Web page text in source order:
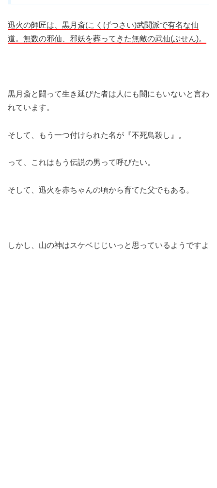
迅火の師匠は、黒月斎(こくげつさい)武闘派で有名な仙
道。 無数の邪仙、邪妖を葬ってきた無敵の武仙(ぶせん)。
黒月斎と闘って生き延びた者は人にも闇にもいないと言わ
れています。
そして、もう一つ付けられた名が『不死鳥殺し』。
って、これはもう伝説の男って呼びたい。
そして、迅火を赤ちゃんの頃から育てた父でもある。
しかし、山の神はスケベじじいっと思っているようですよ